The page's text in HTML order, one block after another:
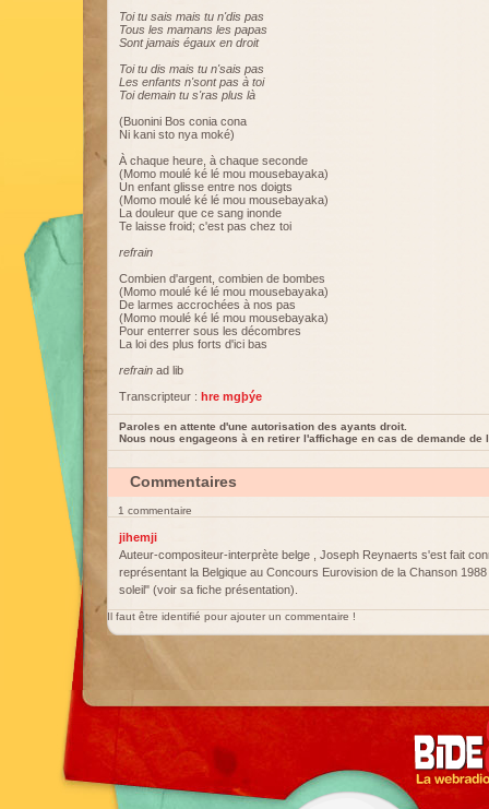
Toi tu sais mais tu n'dis pas
Tous les mamans les papas
Sont jamais égaux en droit
Toi tu dis mais tu n'sais pas
Les enfants n'sont pas à toi
Toi demain tu s'ras plus là
(Buonini Bos conia cona
Ni kani sto nya moké)
À chaque heure, à chaque seconde
(Momo moulé ké lé mou mousebayaka)
Un enfant glisse entre nos doigts
(Momo moulé ké lé mou mousebayaka)
La douleur que ce sang inonde
Te laisse froid; c'est pas chez toi
refrain
Combien d'argent, combien de bombes
(Momo moulé ké lé mou mousebayaka)
De larmes accrochées à nos pas
(Momo moulé ké lé mou mousebayaka)
Pour enterrer sous les décombres
La loi des plus forts d'ici bas
refrain ad lib
Transcripteur : hre mgþýe
Paroles en attente d'une autorisation des ayants droit.
Nous nous engageons à en retirer l'affichage en cas de demande de
Commentaires
1 commentaire
jihemji
Auteur-compositeur-interprète belge , Joseph Reynaerts s'est fait
représentant la Belgique au Concours Eurovision de la Chanson
soleil" (voir sa fiche présentation).
Il faut être identifié pour ajouter un commentaire !